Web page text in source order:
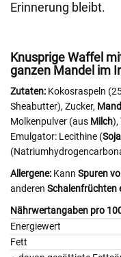
Erinnerung bleibt.
Knusprige Waffel
ganzen Mandel im
Zutaten: Kokosraspeln
Sheabutter), Zucker,
Molkenpulver (aus Milch),
Emulgator: Lecithine (Soja
Allergene: Kann Spuren
anderen Schalenfrüchten
Nährwertangaben pro
Energiewert
Fett